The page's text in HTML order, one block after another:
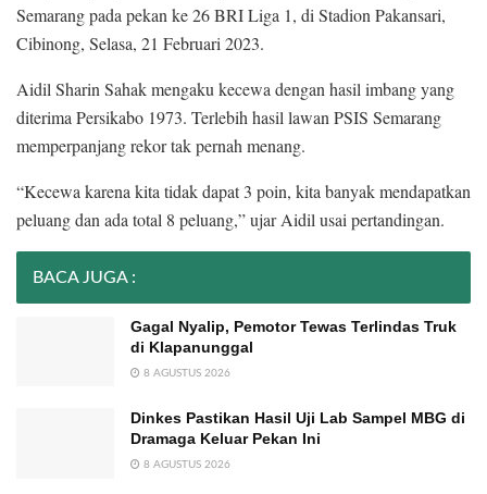
Semarang pada pekan ke 26 BRI Liga 1, di Stadion Pakansari,
Cibinong, Selasa, 21 Februari 2023.
Aidil Sharin Sahak mengaku kecewa dengan hasil imbang yang
diterima Persikabo 1973. Terlebih hasil lawan PSIS Semarang
memperpanjang rekor tak pernah menang.
“Kecewa karena kita tidak dapat 3 poin, kita banyak mendapatkan
peluang dan ada total 8 peluang,” ujar Aidil usai pertandingan.
BACA JUGA :
Gagal Nyalip, Pemotor Tewas Terlindas Truk
di Klapanunggal
8 AGUSTUS 2026
Dinkes Pastikan Hasil Uji Lab Sampel MBG di
Dramaga Keluar Pekan Ini
8 AGUSTUS 2026